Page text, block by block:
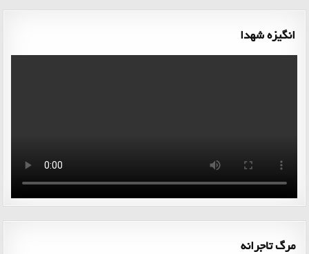
انگیزه شهدا
مرگ تاجرانه